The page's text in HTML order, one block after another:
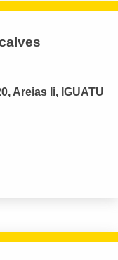
Areias Ii, IGUATU